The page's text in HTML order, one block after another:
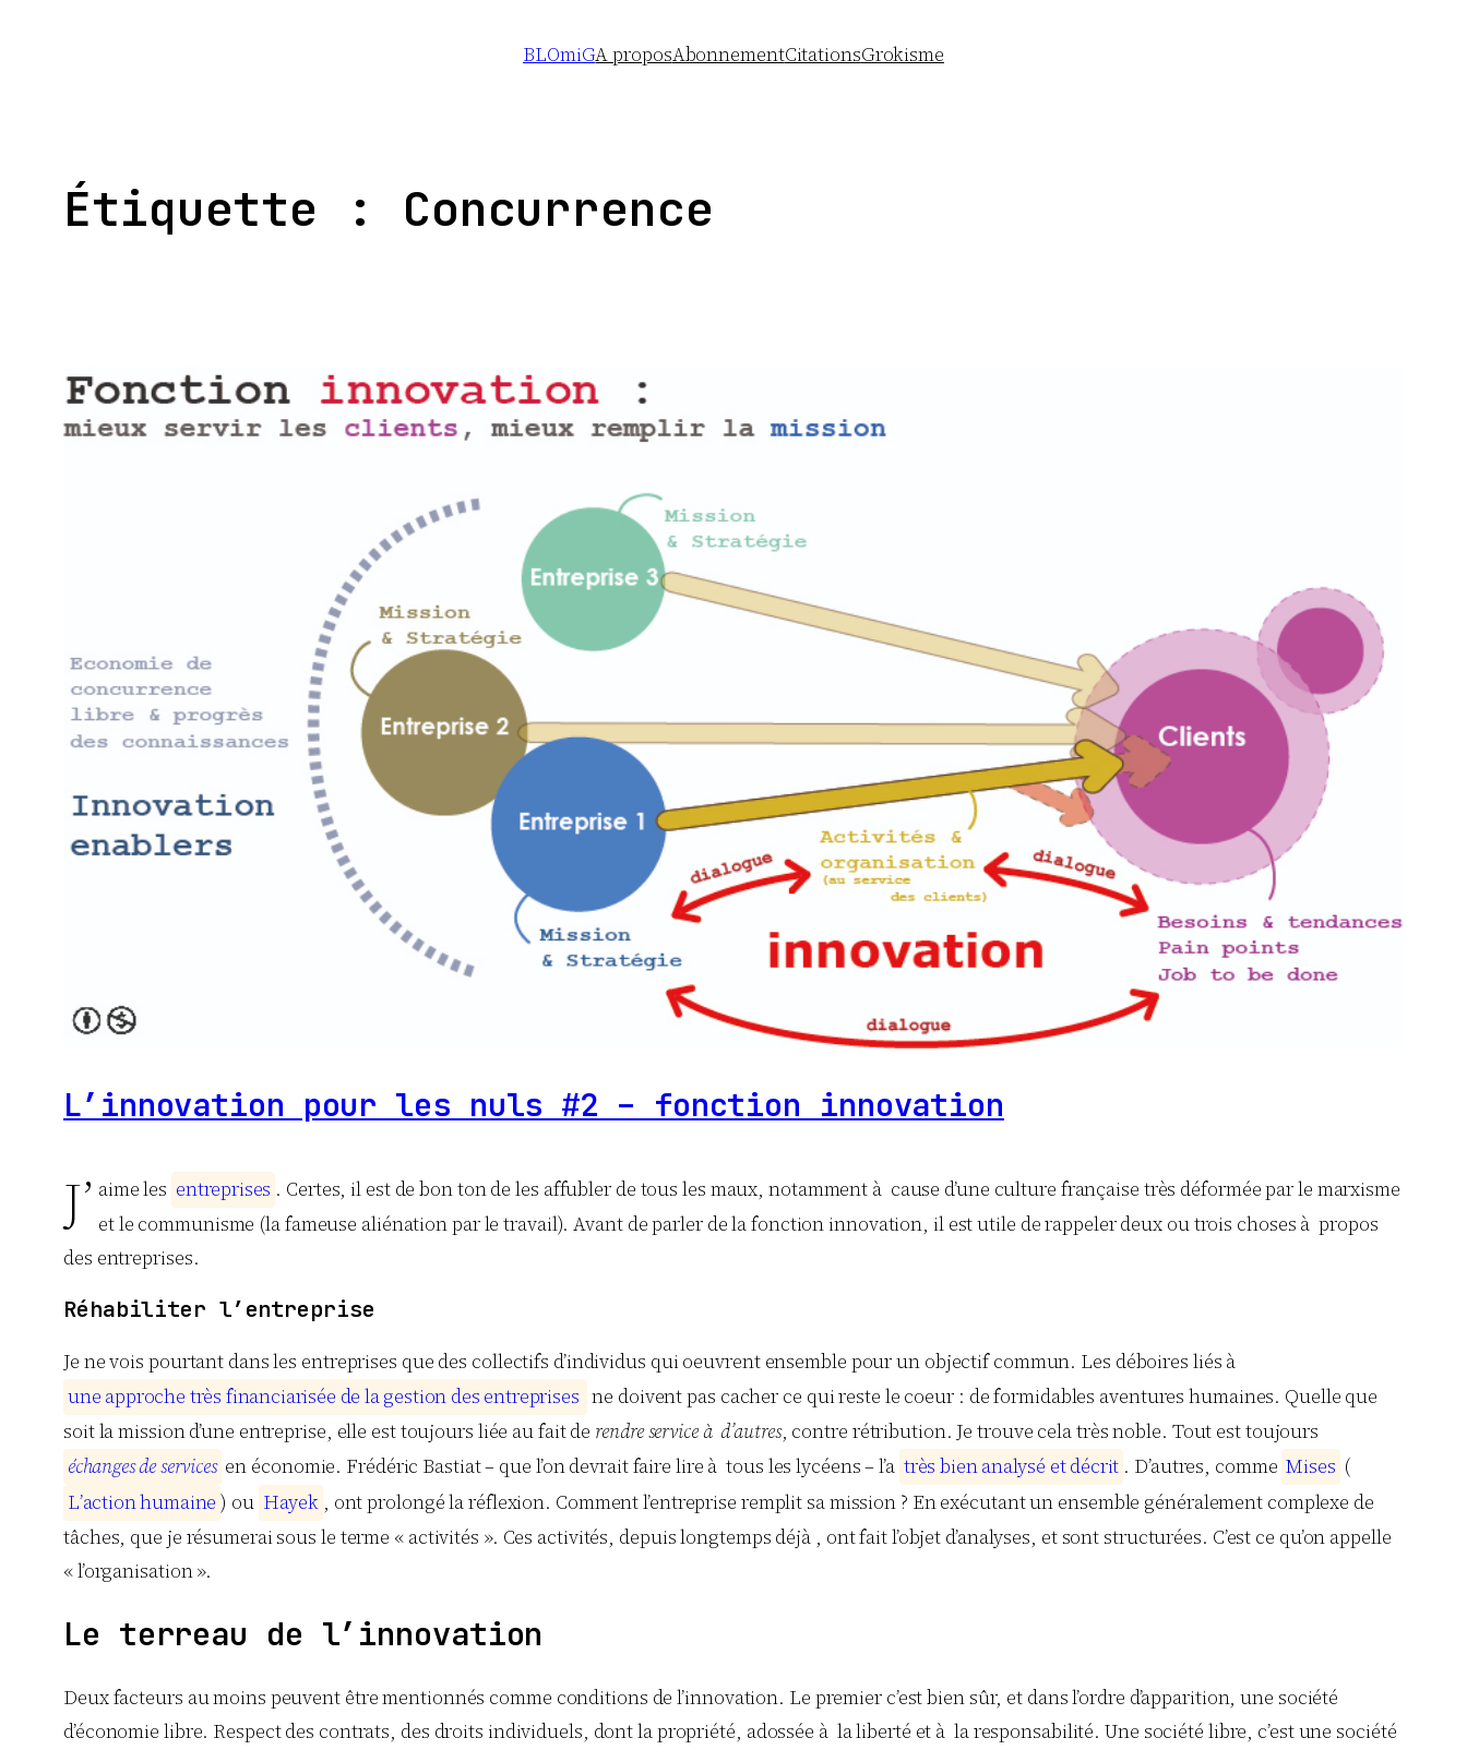
BLOmiGA proposAbonnementCitationsGrokisme
Étiquette : Concurrence
L’innovation pour les nuls #2 – fonction innovation
J’ aime les entreprises . Certes, il est de bon ton de les affubler de tous les maux, notamment à cause d’une culture française très déformée par le marxisme
et le communisme (la fameuse aliénation par le travail). Avant de parler de la fonction innovation, il est utile de rappeler deux ou trois choses à propos
des entreprises.
Réhabiliter l’entreprise
Je ne vois pourtant dans les entreprises que des collectifs d’individus qui oeuvrent ensemble pour un objectif commun. Les déboires liés à
une approche très financiarisée de lagestion des entreprises ne doivent pas cacher ce qui reste le coeur : de formidables aventures humaines. Quelle que
soit la mission d’une entreprise, elle est toujours liée au fait de rendre service à d’autres, contre rétribution. Je trouve cela très noble. Tout est toujours
échangesdeservices en économie. Frédéric Bastiat – que l’on devrait faire lire à tous les lycéens – l’a très bienanalysé etdécrit . D’autres, comme Mises (
L’actionhumaine ) ou Hayek , ont prolongé la réflexion. Comment l’entreprise remplit sa mission ? En exécutant un ensemble généralement complexe de
tâches, que je résumerai sous le terme « activités ». Ces activités, depuis longtemps déjà , ont fait l’objet d’analyses, et sont structurées. C’est ce qu’on appelle
« l’organisation ».
Le terreau de l’innovation
Deux facteurs au moins peuvent être mentionnés comme conditions de l’innovation. Le premier c’est bien sûr, et dans l’ordre d’apparition, une société
d’économie libre. Respect des contrats, des droits individuels, dont la propriété, adossée à la liberté et à la responsabilité. Une société libre, c’est une société